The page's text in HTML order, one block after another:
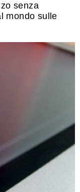
senza
mondo sulle